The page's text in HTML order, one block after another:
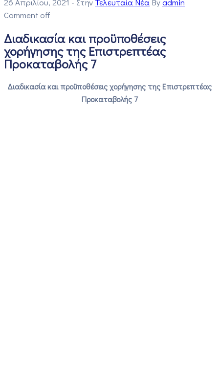
Comment off
Διαδικασία και προϋποθέσεις
χορήγησης της Επιστρεπτέας
Προκαταβολής 7
Διαδικασία και προϋποθέσεις χορήγησης της Επιστρεπτέας
Προκαταβολής 7